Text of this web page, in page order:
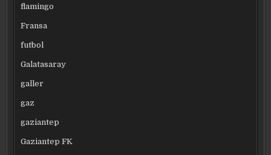
flamingo
Fransa
futbol
Galatasaray
galler
gaz
gaziantep
Gaziantep FK